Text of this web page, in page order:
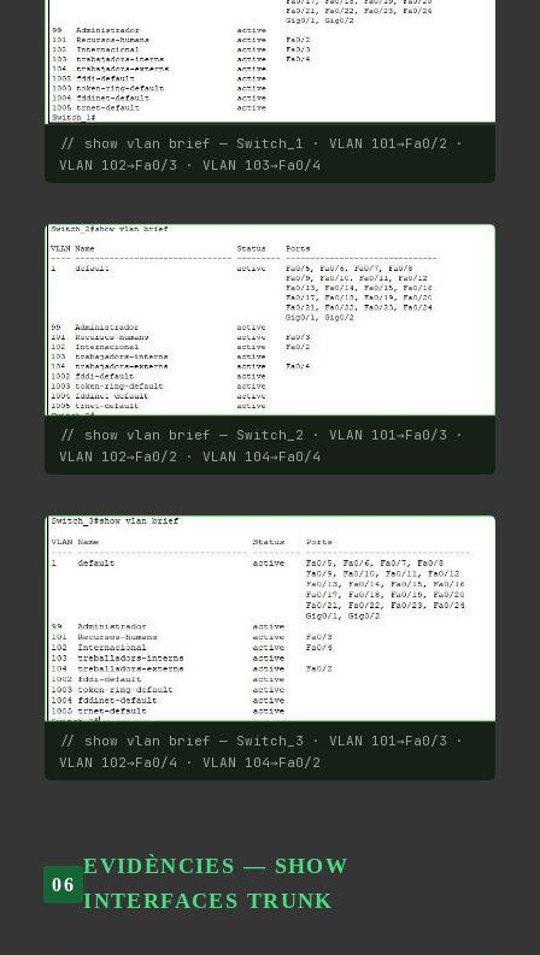
// show vlan brief — Switch_1 · VLAN 101→Fa0/2 ·
VLAN 102→Fa0/3 · VLAN 103→Fa0/4
// show vlan brief — Switch_2 · VLAN 101→Fa0/3 ·
VLAN 102→Fa0/2 · VLAN 104→Fa0/4
// show vlan brief — Switch_3 · VLAN 101→Fa0/3 ·
VLAN 102→Fa0/4 · VLAN 104→Fa0/2
06
EVIDÈNCIES — SHOW
INTERFACES TRUNK